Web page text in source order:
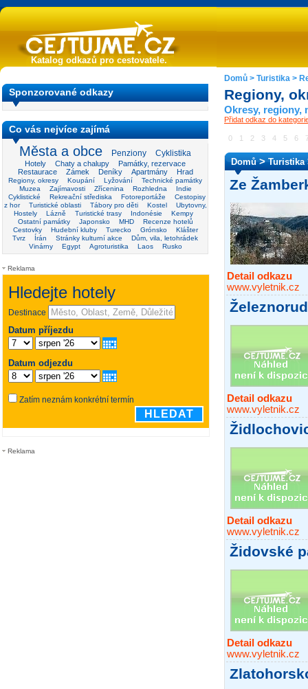
Katalog odkazů pro cestovatele.
Sponzorované odkazy
Co vás nejvíce zajímá
Města a obce Penziony Cyklistika
Hotely Chaty a chalupy
Památky, rezervace
Restaurace
Zámek Deníky Apartmány Hrad
Regiony, okresy Koupání Lyžování
Technické památky
Muzea
Zajímavosti Zřícenina Rozhledna
Indie
Cyklistické
Rekreační střediska Fotoreportáže
Cestopisy
z hor
Turistické oblasti Tábory pro děti Kostel
Ubytovny,
Hostely
Lázně Turistické trasy Indonésie
Kempy
Ostatní památky
Japonsko MHD
Recenze hotelů
Cestovky
Hudební kluby Turecko Grónsko
Klášter
Tvrz
Írán Stránky kulturní akce
Dům, vila, letohrádek
Vinárny
Egypt Agroturistika Laos Rusko
Reklama
Reklama
Domů > Turistika >
Regiony,
Okresy, regiony,
Přidat odkaz do
0 1 2 3 4 5 6
Domů>Turistika
Ze
Detail odkazu
www.vyletnik.cz
Detail odkazu
www.vyletnik.cz
Detail odkazu
www.vyletnik.cz
Židovské
Detail odkazu
www.vyletnik.cz